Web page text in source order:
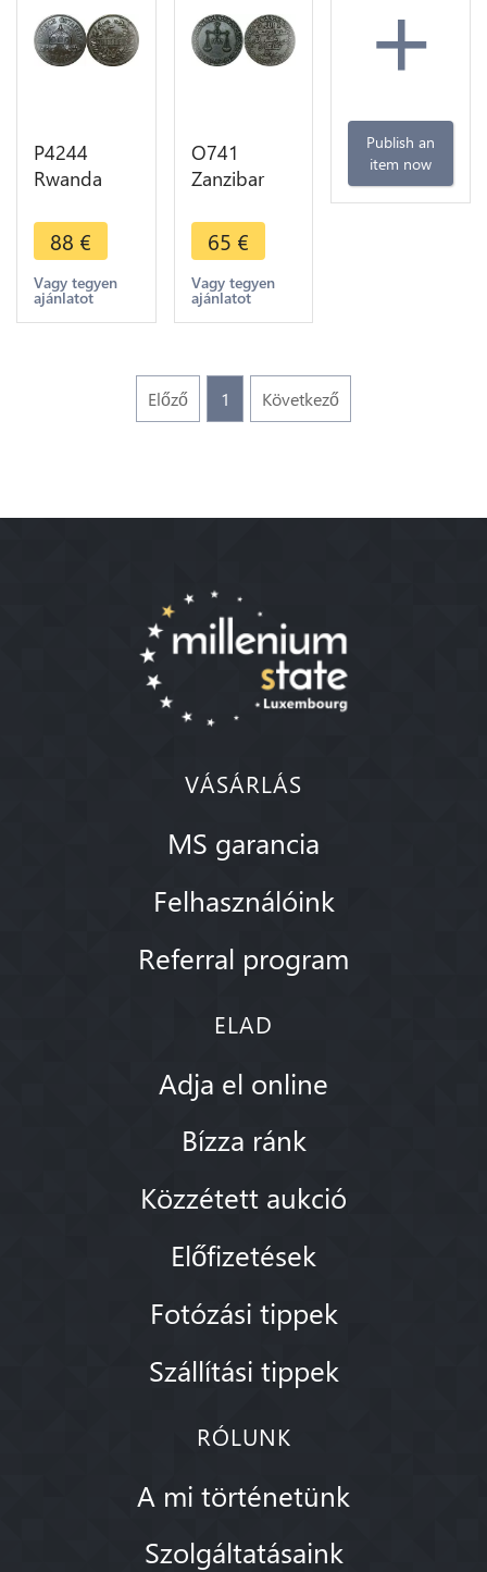
P4244
Rwanda
German
East Africa
5 Heller
1908 J -
88 €
Vagy tegyen
ajánlatot
O741
Zanzibar
Barghash
Ibn Sa"Id
1880-1888
AE AH 1299
65 €
Vagy tegyen
ajánlatot
+
Publish an
item now
Előző 1 Következő
VÁSÁRLÁS
MS garancia
Felhasználóink
Referral program
ELAD
Adja el online
Bízza ránk
Közzétett aukció
Előfizetések
Fotózási tippek
Szállítási tippek
RÓLUNK
A mi történetünk
Szolgáltatásaink